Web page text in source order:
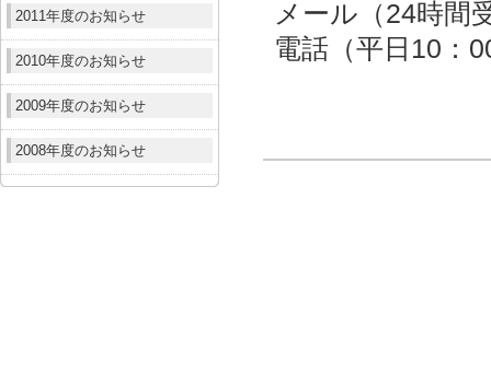
2011年度のお知らせ
2010年度のお知らせ
2009年度のお知らせ
2008年度のお知らせ
メール（24時間
電話（平日10：